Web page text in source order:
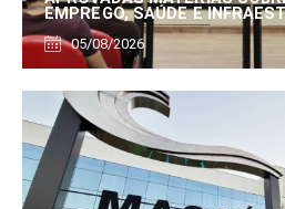
EMPREGO, SAÚDE E
05/08/2026